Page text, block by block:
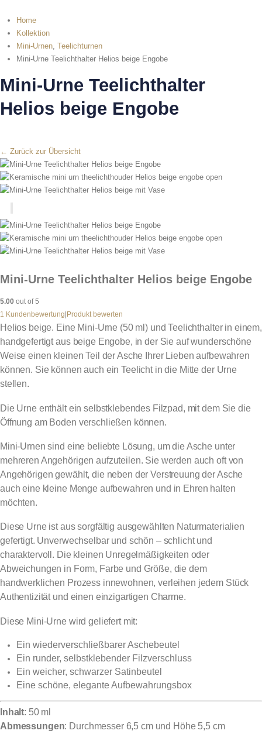
Home
Kollektion
Mini-Urnen, Teelichturnen
Mini-Urne Teelichthalter Helios beige Engobe
Mini-Urne Teelichthalter
Helios beige Engobe
← Zurück zur Übersicht
Mini-Urne Teelichthalter Helios beige Engobe
5.00 out of 5
1 Kundenbewertung Produkt bewerten
Helios beige. Eine Mini-Urne (50 ml) und Teelichthalter in einem,
handgefertigt aus beige Engobe, in der Sie auf wunderschöne
Weise einen kleinen Teil der Asche Ihrer Lieben aufbewahren
können. Sie können auch ein Teelicht in die Mitte der Urne
stellen.
Die Urne enthält ein selbstklebendes Filzpad, mit dem Sie die
Öffnung am Boden verschließen können.
Mini-Urnen sind eine beliebte Lösung, um die Asche unter
mehreren Angehörigen aufzuteilen. Sie werden auch oft von
Angehörigen gewählt, die neben der Verstreuung der Asche
auch eine kleine Menge aufbewahren und in Ehren halten
möchten.
Diese Urne ist aus sorgfältig ausgewählten Naturmaterialien
gefertigt. Unverwechselbar und schön – schlicht und
charaktervoll. Die kleinen Unregelmäßigkeiten oder
Abweichungen in Form, Farbe und Größe, die dem
handwerklichen Prozess innewohnen, verleihen jedem Stück
Authentizität und einen einzigartigen Charme.
Diese Mini-Urne wird geliefert mit:
Ein wiederverschließbarer Aschebeutel
Ein runder, selbstklebender Filzverschluss
Ein weicher, schwarzer Satinbeutel
Eine schöne, elegante Aufbewahrungsbox
Inhalt: 50 ml
Abmessungen: Durchmesser 6,5 cm und Höhe 5,5 cm